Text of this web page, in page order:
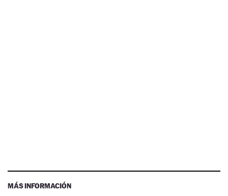
MÁS INFORMACIÓN